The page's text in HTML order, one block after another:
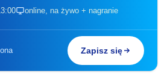
online, na żywo + nagranie
Zapisz się